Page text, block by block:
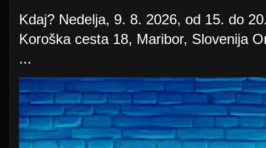
Kdaj? Nedelja, 9. 8. 2026, od 15. do
Koroška cesta 18, Maribor, Slovenija
...